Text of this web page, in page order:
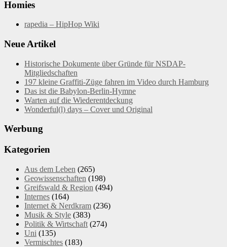
Homies
rapedia – HipHop Wiki
Neue Artikel
Historische Dokumente über Gründe für NSDAP-
Mitgliedschaften
197 kleine Graffiti-Züge fahren im Video durch Hamburg
Das ist die Babylon-Berlin-Hymne
Warten auf die Wiederentdeckung
Wonderful(l) days – Cover und Original
Werbung
Kategorien
Aus dem Leben (265)
Geowissenschaften (198)
Greifswald & Region (494)
Internes (164)
Internet & Nerdkram (236)
Musik & Style (383)
Politik & Wirtschaft (274)
Uni (135)
Vermischtes (183)